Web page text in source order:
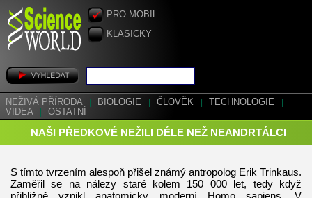
PRO MOBIL
KLASICKY
NEŽIVÁ PŘÍRODA BIOLOGIE ČLOVĚK TECHNOLOGIE
VIDEA
OSTATNÍ
NAŠI PŘEDKOVÉ NEŽILI DÉLE NEŽ NEANDRTÁLCI
S tímto tvrzením alespoň přišel známý antropolog Erik Trinkaus.
Zaměřil se na nálezy staré kolem 150 000 let, tedy když
přibližně vznikl anatomicky moderní Homo sapiens. V